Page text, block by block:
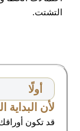
التشتت.
أولًا
لأن
قد تكون